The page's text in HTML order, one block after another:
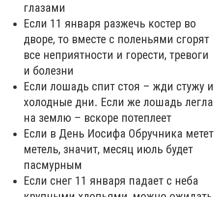
глазами
Если 11 января разжечь костер во
дворе, то вместе с поленьями сгорят
все неприятности и горести, тревоги
и болезни
Если лошадь спит стоя – жди стужу и
холодные дни. Если же лошадь легла
на землю – вскоре потеплеет
Если в День Иосифа Обручника метет
метель, значит, месяц июль будет
пасмурным
Если снег 11 января падает с неба